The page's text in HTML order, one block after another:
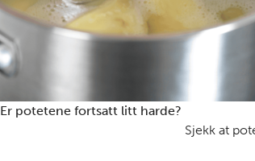
Sjekk at
Er potetene fortsatt litt harde?